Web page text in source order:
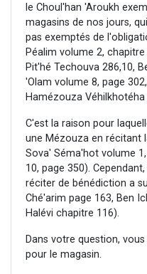
le Choul'han 'Aroukh
magasins de nos jours,
pas exemptés de
Péalim volume 2,
Pit'hé Techouva 286,10,
'Olam volume 8, page
Hamézouza Véhilkhotéha
C'est la raison pour
une Mézouza en récitant
Sova' Séma'hot volume
10, page 350).
réciter de bénédiction a
Ché'arim page 163, Ben
Halévi chapitre 116).
Dans votre question,
pour le magasin.